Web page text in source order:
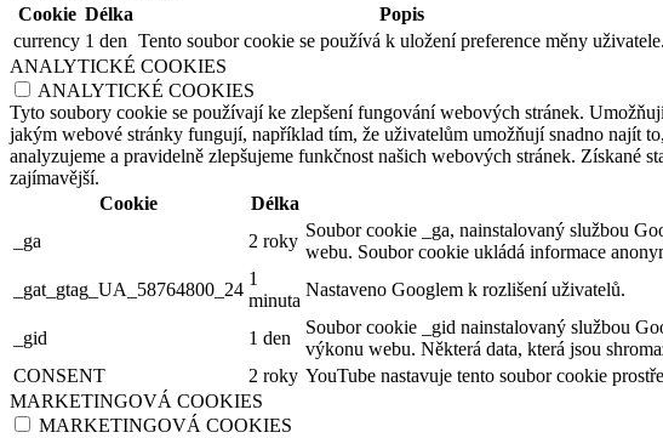
Cookie Délka
Popis
currency 1 den Tento soubor cookie se používá k uložení preference měny uživatele.
ANALYTICKÉ COOKIES
ANALYTICKÉ COOKIES
Tyto soubory cookie se používají ke zlepšení fungování webových stránek.
jakým webové stránky fungují, například tím, že uživatelům umožňují snadno najít
analyzujeme a pravidelně zlepšujeme funkčnost našich webových stránek. Získané
zajímavější.
Cookie
Délka
_ga
2 roky
Soubor cookie _ga, nainstalovaný službou
webu. Soubor cookie ukládá informace
_gat_gtag_UA_58764800_24
1
minuta
Nastaveno Googlem k rozlišení uživatelů.
_gid 1 den
Soubor cookie _gid nainstalovaný službou
výkonu webu. Některá data, která jsou
CONSENT
2 roky YouTube nastavuje tento soubor cookie
MARKETINGOVÁ COOKIES
MARKETINGOVÁ COOKIES